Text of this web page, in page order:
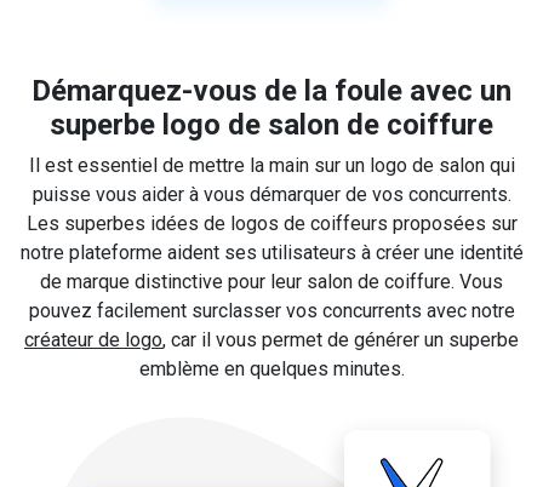
Démarquez-vous de la foule avec un
superbe logo de salon de coiffure
Il est essentiel de mettre la main sur un logo de salon qui
puisse vous aider à vous démarquer de vos concurrents.
Les superbes idées de logos de coiffeurs proposées sur
notre plateforme aident ses utilisateurs à créer une identité
de marque distinctive pour leur salon de coiffure. Vous
pouvez facilement surclasser vos concurrents avec notre
créateur de logo, car il vous permet de générer un superbe
emblème en quelques minutes.